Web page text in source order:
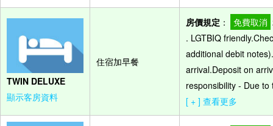
TWIN DELUXE
顯示客房資料
住宿加早餐
房價規定 ： 免費取消
. LGTBIQ
additional debit
arrival.Deposit on
responsibility - Due
[ + ] 查看更多